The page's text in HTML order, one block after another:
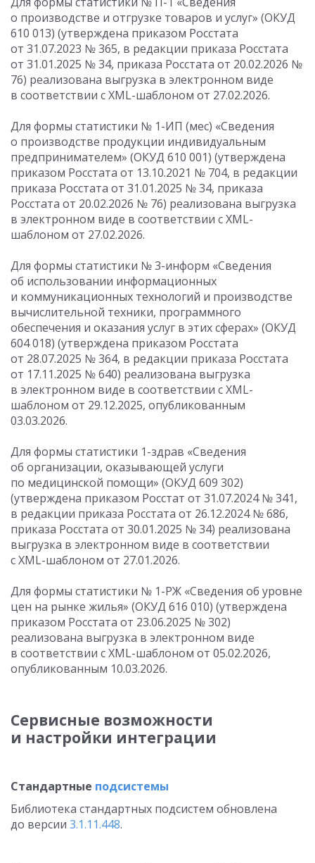
о производстве и отгрузке товаров и услуг» (ОКУД
610 013) (утверждена приказом Росстата
от 31.07.2023 № 365, в редакции приказа Росстата
от 31.01.2025 № 34, приказа Росстата от 20.02.2026 №
76) реализована выгрузка в электронном виде
в соответствии с XML-шаблоном от 27.02.2026.
Для формы статистики № 1-ИП (мес) «Сведения
о производстве продукции индивидуальным
предпринимателем» (ОКУД 610 001) (утверждена
приказом Росстата от 13.10.2021 № 704, в редакции
приказа Росстата от 31.01.2025 № 34, приказа
Росстата от 20.02.2026 № 76) реализована выгрузка
в электронном виде в соответствии с XML-
шаблоном от 27.02.2026.
Для формы статистики № 3-информ «Сведения
об использовании информационных
и коммуникационных технологий и производстве
вычислительной техники, программного
обеспечения и оказания услуг в этих сферах» (ОКУД
604 018) (утверждена приказом Росстата
от 28.07.2025 № 364, в редакции приказа Росстата
от 17.11.2025 № 640) реализована выгрузка
в электронном виде в соответствии с XML-
шаблоном от 29.12.2025, опубликованным
03.03.2026.
Для формы статистики 1-здрав «Сведения
об организации, оказывающей услуги
по медицинской помощи» (ОКУД 609 302)
(утверждена приказом Росстат от 31.07.2024№ 341,
в редакции приказа Росстата от 26.12.2024№ 686,
приказа Росстата от 30.01.2025 № 34) реализована
выгрузка в электронном виде в соответствии
с XML-шаблоном от 27.01.2026.
Для формы статистики № 1-РЖ «Сведения об уровне
цен на рынке жилья» (ОКУД 616 010) (утверждена
приказом Росстата от 23.06.2025 № 302)
реализована выгрузка в электронном виде
в соответствии с XML-шаблоном от 05.02.2026,
опубликованным 10.03.2026.
Сервисные возможности
и настройки интеграции
Стандартные подсистемы
Библиотека стандартных подсистем обновлена
до версии 3.1.11.448.